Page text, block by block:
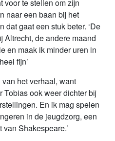
voor te stellen om zijn
naar een baan bij het
dat gaat een stuk beter. ‘De
Altrecht, de andere maand
en maak ik minder uren in
fijn’
het verhaal, want
Tobias ook weer dichter bij
En ik mag spelen
in de jeugdzorg, een
Shakespeare.’